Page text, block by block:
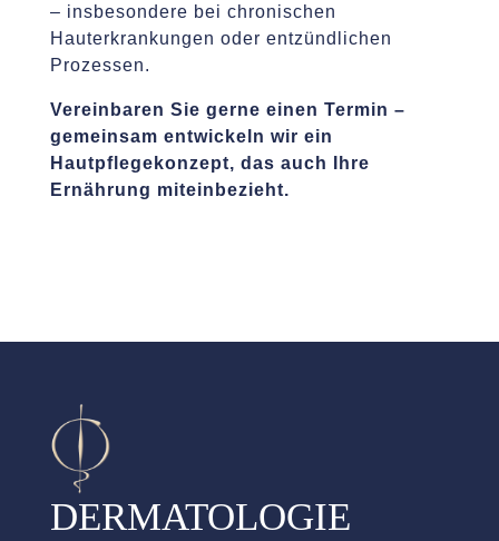
– insbesondere bei chronischen
Hauterkrankungen oder entzündlichen
Prozessen.
Vereinbaren Sie gerne einen Termin –
gemeinsam entwickeln wir ein
Hautpflegekonzept, das auch Ihre
Ernährung miteinbezieht.
DERMATOLOGIE